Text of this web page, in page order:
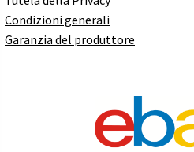
Condizioni generali
Garanzia del produttore